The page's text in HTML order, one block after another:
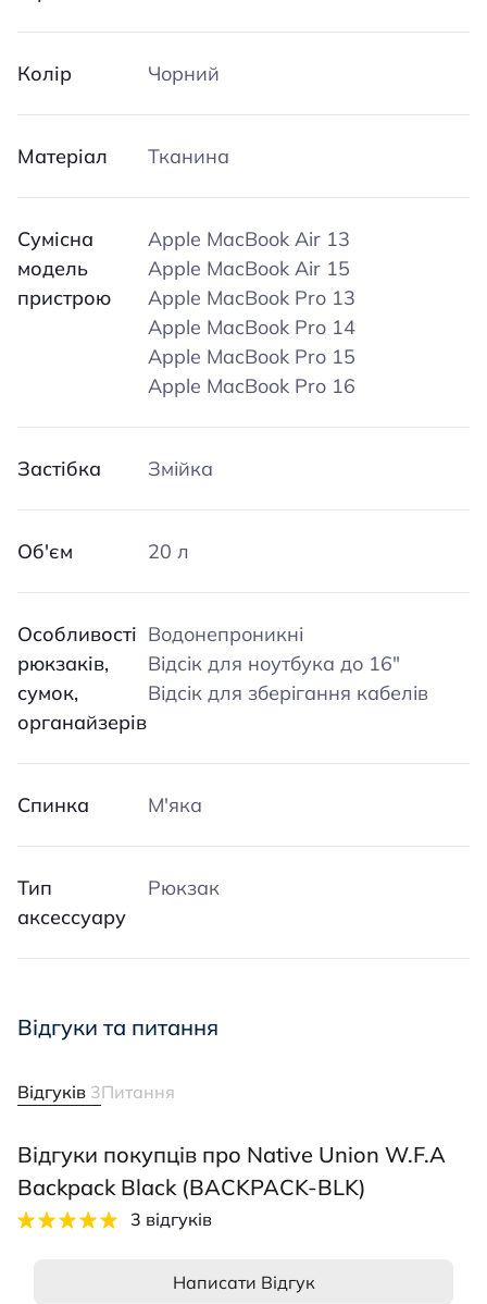
Колір Чорний
Матеріал Тканина
Сумісна
модель
пристрою
Apple MacBook Air 13
Apple MacBook Air 15
Apple MacBook Pro 13
Apple MacBook Pro 14
Apple MacBook Pro 15
Apple MacBook Pro 16
Застібка Змійка
Об'єм 20 л
Особливості
рюкзаків,
сумок,
органайзерів
Водонепроникні
Відсік для ноутбука до 16″
Відсік для зберігання кабелів
Спинка М'яка
Тип
аксессуару
Рюкзак
Відгуки та питання
Відгуків 3Питання
Відгуки покупців про Native Union W.F.A
Backpack Black (BACKPACK-BLK)
3 відгуків
Написати Відгук